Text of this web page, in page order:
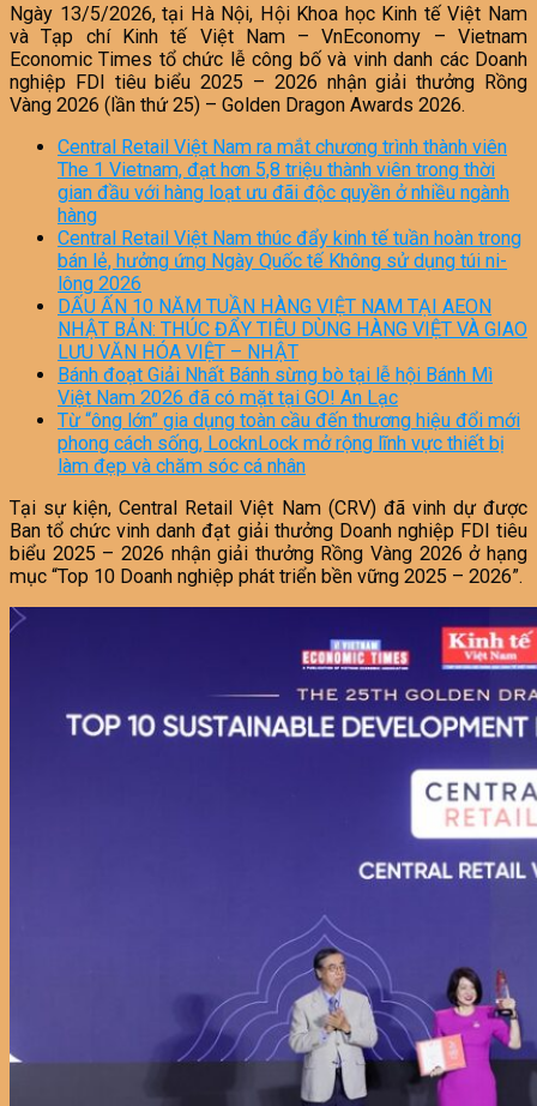
Ngày 13/5/2026, tại Hà Nội, Hội Khoa học Kinh tế Việt Nam
và Tạp chí Kinh tế Việt Nam – VnEconomy – Vietnam
Economic Times tổ chức lễ công bố và vinh danh các Doanh
nghiệp FDI tiêu biểu 2025 – 2026 nhận giải thưởng Rồng
Vàng 2026 (lần thứ 25) – Golden Dragon Awards 2026.
Central Retail Việt Nam ra mắt chương trình thành viên
The 1 Vietnam, đạt hơn 5,8 triệu thành viên trong thời
gian đầu với hàng loạt ưu đãi độc quyền ở nhiều ngành
hàng
Central Retail Việt Nam thúc đẩy kinh tế tuần hoàn trong
bán lẻ, hưởng ứng Ngày Quốc tế Không sử dụng túi ni-
lông 2026
DẤU ẤN 10 NĂM TUẦN HÀNG VIỆT NAM TẠI AEON
NHẬT BẢN: THÚC ĐẨY TIÊU DÙNG HÀNG VIỆT VÀ GIAO
LƯU VĂN HÓA VIỆT – NHẬT
Bánh đoạt Giải Nhất Bánh sừng bò tại lễ hội Bánh Mì
Việt Nam 2026 đã có mặt tại GO! An Lạc
Từ “ông lớn” gia dụng toàn cầu đến thương hiệu đổi mới
phong cách sống, LocknLock mở rộng lĩnh vực thiết bị
làm đẹp và chăm sóc cá nhân
Tại sự kiện, Central Retail Việt Nam (CRV) đã vinh dự được
Ban tổ chức vinh danh đạt giải thưởng Doanh nghiệp FDI tiêu
biểu 2025 – 2026 nhận giải thưởng Rồng Vàng 2026 ở hạng
mục “Top 10 Doanh nghiệp phát triển bền vững 2025 – 2026”.